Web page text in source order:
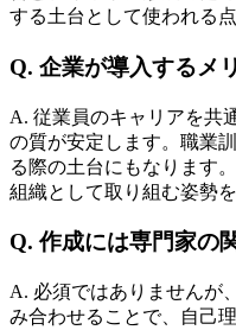
する土台として使われる
Q. 企業が導入するメ
A. 従業員のキャリアを共
の質が安定します。職業
る際の土台にもなります
組織として取り組む姿勢を
Q. 作成には専門家の
A. 必須ではありませんが
み合わせることで、自己